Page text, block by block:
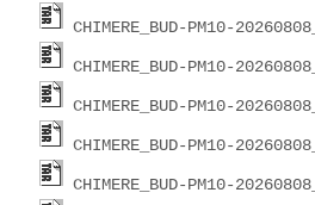
CHIMERE_BUD-PM10-
CHIMERE_BUD-PM10-
CHIMERE_BUD-PM10-
CHIMERE_BUD-PM10-
CHIMERE_BUD-PM10-